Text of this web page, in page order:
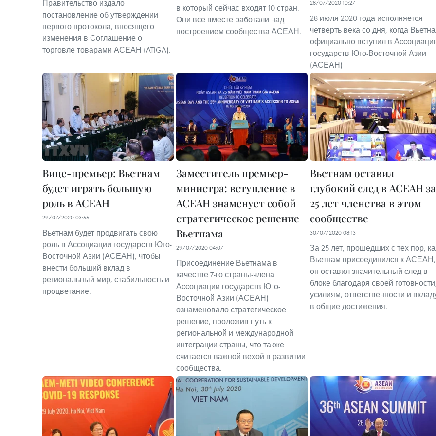
Правительство издало
постановление об утверждении
первого протокола, вносящего
изменения в Соглашение о
торговле товарами АСЕАН (ATIGA).
в который сейчас входят 10 стран.
Они все вместе работали над
построением сообщества АСЕАН.
28/07/2020 10:27
28 июля 2020 года исполняется
четверть века со дня, когда
официально вступил в
государств Юго-Восточной Азии
(АСЕАН)
Вице-премьер: Вьетнам
будет играть большую
роль в АСЕАН
29/07/2020 03:56
Вьетнам будет продвигать свою
роль в Ассоциации государств Юго-
Восточной Азии (АСЕАН), чтобы
внести больший вклад в
региональный мир, стабильность и
процветание.
Заместитель премьер-
министра: вступление в
АСЕАН знаменует собой
стратегическое решение
Вьетнама
29/07/2020 04:07
Присоединение Вьетнама в
качестве 7-го страны-члена
Ассоциации государств Юго-
Восточной Азии (АСЕАН)
ознаменовало стратегическое
решение, проложив путь к
региональной и международной
интеграции страны, что также
считается важной вехой в развитии
сообщества.
Вьетнам оставил
глубокий след в АСЕАН за
25 лет членства в этом
сообществе
30/07/2020 08:13
За 25 лет, прошедших с тех пор,
Вьетнам присоединился к АСЕАН,
он оставил значительный след в
блоке благодаря своей
усилиям, ответственности и
в общие достижения.